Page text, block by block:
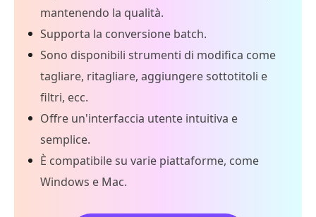
mantenendo la qualità.
Supporta la conversione batch.
Sono disponibili strumenti di modifica come
tagliare, ritagliare, aggiungere sottotitoli e
filtri, ecc.
Offre un'interfaccia utente intuitiva e
semplice.
È compatibile su varie piattaforme, come
Windows e Mac.